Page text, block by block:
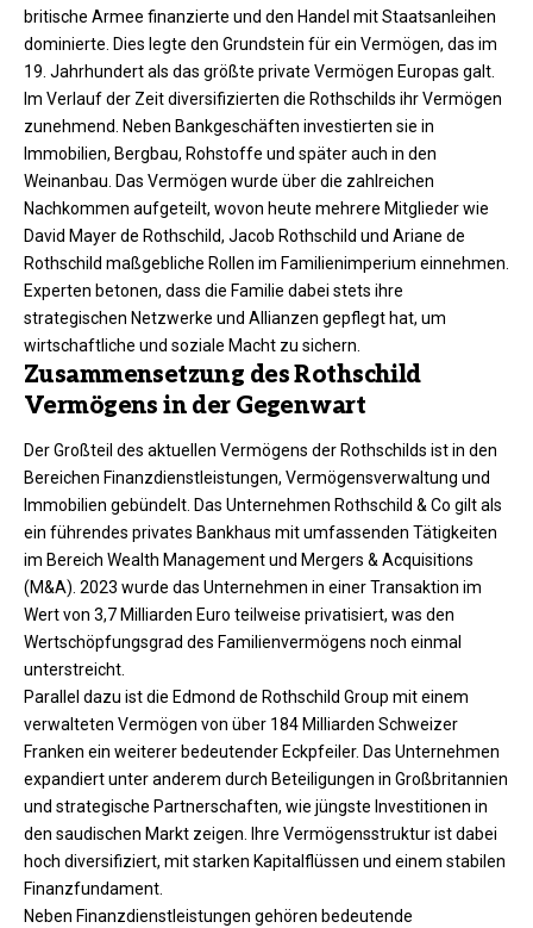
britische Armee finanzierte und den Handel mit Staatsanleihen
dominierte. Dies legte den Grundstein für ein Vermögen, das im
19. Jahrhundert als das größte private Vermögen Europas galt.
Im Verlauf der Zeit diversifizierten die Rothschilds ihr Vermögen
zunehmend. Neben Bankgeschäften investierten sie in
Immobilien, Bergbau, Rohstoffe und später auch in den
Weinanbau. Das Vermögen wurde über die zahlreichen
Nachkommen aufgeteilt, wovon heute mehrere Mitglieder wie
David Mayer de Rothschild, Jacob Rothschild und Ariane de
Rothschild maßgebliche Rollen im Familienimperium einnehmen.
Experten betonen, dass die Familie dabei stets ihre
strategischen Netzwerke und Allianzen gepflegt hat, um
wirtschaftliche und soziale Macht zu sichern.
Zusammensetzung des Rothschild
Vermögens in der Gegenwart
Der Großteil des aktuellen Vermögens der Rothschilds ist in den
Bereichen Finanzdienstleistungen, Vermögensverwaltung und
Immobilien gebündelt. Das Unternehmen Rothschild & Co gilt als
ein führendes privates Bankhaus mit umfassenden Tätigkeiten
im Bereich Wealth Management und Mergers & Acquisitions
(M&A). 2023 wurde das Unternehmen in einer Transaktion im
Wert von 3,7 Milliarden Euro teilweise privatisiert, was den
Wertschöpfungsgrad des Familienvermögens noch einmal
unterstreicht.
Parallel dazu ist die Edmond de Rothschild Group mit einem
verwalteten Vermögen von über 184 Milliarden Schweizer
Franken ein weiterer bedeutender Eckpfeiler. Das Unternehmen
expandiert unter anderem durch Beteiligungen in Großbritannien
und strategische Partnerschaften, wie jüngste Investitionen in
den saudischen Markt zeigen. Ihre Vermögensstruktur ist dabei
hoch diversifiziert, mit starken Kapitalflüssen und einem stabilen
Finanzfundament.
Neben Finanzdienstleistungen gehören bedeutende